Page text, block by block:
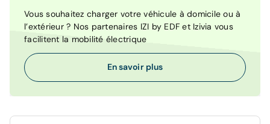
Vous souhaitez charger votre véhicule à domicile ou à
l’extérieur ? Nos partenaires IZI by EDF et Izivia vous
facilitent la mobilité électrique
En savoir plus